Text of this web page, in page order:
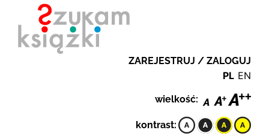
ZAREJESTRUJ / ZALOGUJ
PL EN
wielkość:
kontrast: